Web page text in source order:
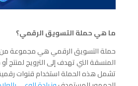
ما هي حملة التسويق الرقمي؟
حملة التسويق الرقمي هي مجموعة من
المنسقة التي تهدف إلى الترويج لمنتج أو
تشمل هذه الحملة استخدام قنوات